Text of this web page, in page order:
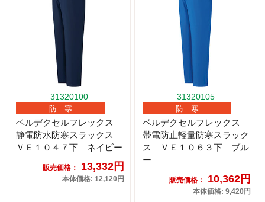
31320100
防 寒
ベルデクセルフレックス
静電防水防寒スラックス
ＶＥ１０４７下 ネイビー
販売価格： 13,332円
本体価格: 12,120円
31320105
防 寒
ベルデクセルフレックス
帯電防止軽量防寒スラック
ス ＶＥ１０６３下 ブル
ー
販売価格： 10,362円
本体価格: 9,420円